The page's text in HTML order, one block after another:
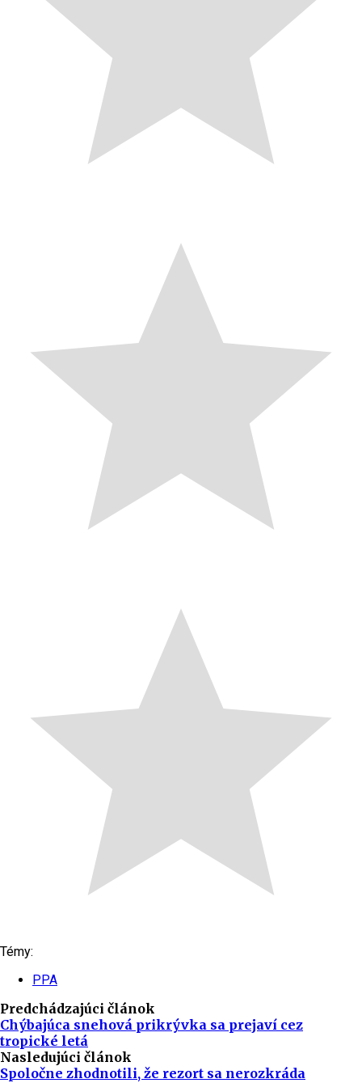
Témy:
PPA
Predchádzajúci článok
Chýbajúca snehová prikrývka sa prejaví cez
tropické letá
Nasledujúci článok
Spoločne zhodnotili, že rezort sa nerozkráda